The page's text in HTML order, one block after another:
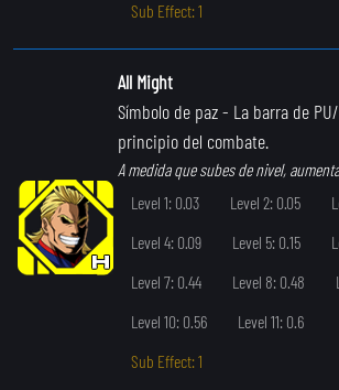
Sub Effect: 1
All Might
Símbolo de paz- La barra de
principio del combate.
A medida que subes de nivel,
Level 1: 0.03
Level 2: 0.05
Level 4: 0.09
Level 5: 0.15
Level 7: 0.44
Level 8: 0.48
Level 10: 0.56
Level 11: 0.6
Sub Effect: 1